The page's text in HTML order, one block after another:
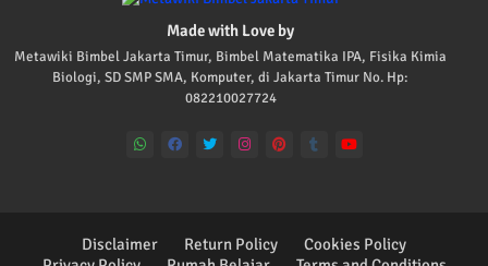
Made with Love by
Metawiki Bimbel Jakarta Timur, Bimbel Matematika IPA, Fisika Kimia
Biologi, SD SMP SMA, Komputer, di Jakarta Timur No. Hp:
082210027724
Disclaimer Return Policy
Cookies Policy